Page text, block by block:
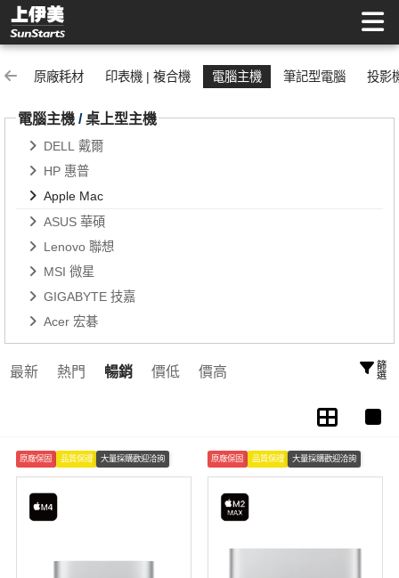
Apple Mac | 上伊美辦公用品網
原廠耗材 印表機 | 複合機 電腦主機 筆記型電腦 投影
電腦主機 /桌上型主機
DELL 戴爾
HP 惠普
Apple Mac
ASUS 華碩
Lenovo 聯想
MSI 微星
GIGABYTE 技嘉
Acer 宏碁
最新 熱門 暢銷 價低 價高 篩選
原廠保固 品質保證 大量採購歡迎洽詢 原廠保固 品質保證 大量採購歡迎洽詢